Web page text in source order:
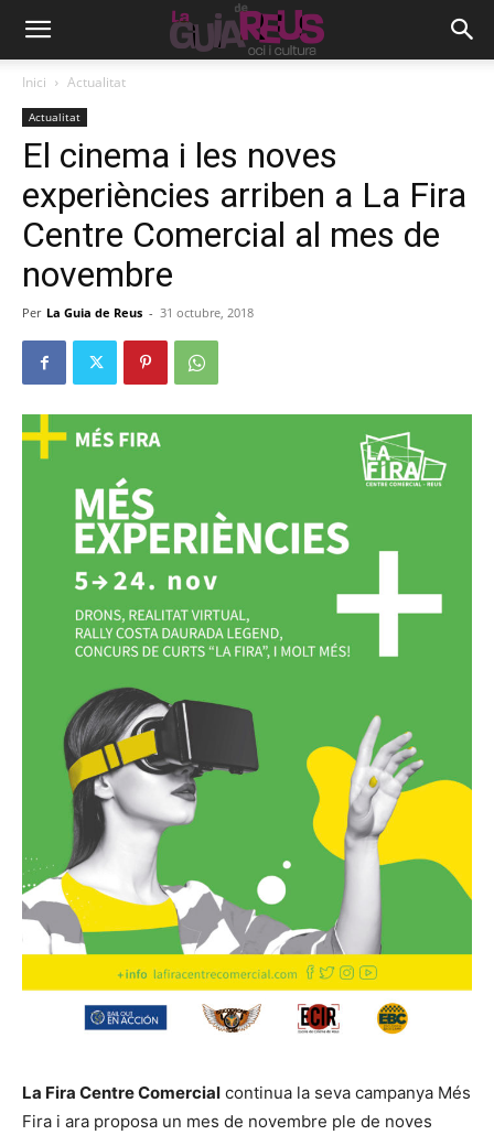
Inici Actualitat
Actualitat
El cinema i les noves
experiències arriben a La Fira
Centre Comercial al mes de
novembre
Per La Guia de Reus - 31 octubre, 2018
La Fira Centre Comercial continua la seva campanya Més
Fira i ara proposa un mes de novembre ple de noves